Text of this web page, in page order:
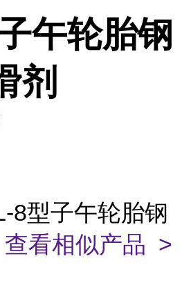
午轮胎钢
剂
8型子午轮胎钢
查看相似产品 >